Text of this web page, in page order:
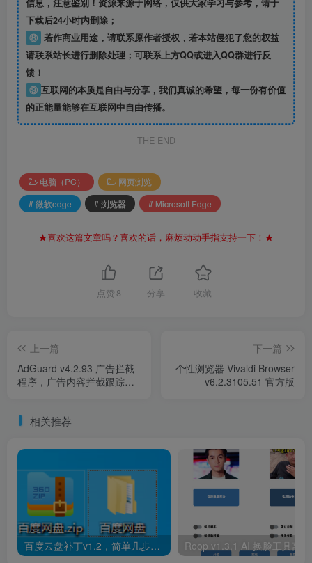
信息，注意鉴别！资源来源于网络，仅供大家学习与参考，请于
下载后24小时内删除；
⑧ 若作商业用途，请联系原作者授权，若本站侵犯了您的权益
请联系站长进行删除处理；可联系上方QQ或进入QQ群进行反
馈！
⑨ 互联网的本质是自由与分享，我们真诚的希望，每一份有价值
的正能量能够在互联网中自由传播。
THE END
电脑（PC）
网页浏览
# 微软edge
# 浏览器 # Microsoft Edge
★喜欢这篇文章吗？喜欢的话，麻烦动动手指支持一下！★
点赞 8 分享 收藏
上一篇
AdGuard v4.2.93 广告拦截
程序，广告内容拦截跟踪
下一篇
个性浏览器 Vivaldi Browser
v6.2.3105.51 官方版
相关推荐
百度云盘补丁v1.2，简单几步即可不限速跑满带宽！